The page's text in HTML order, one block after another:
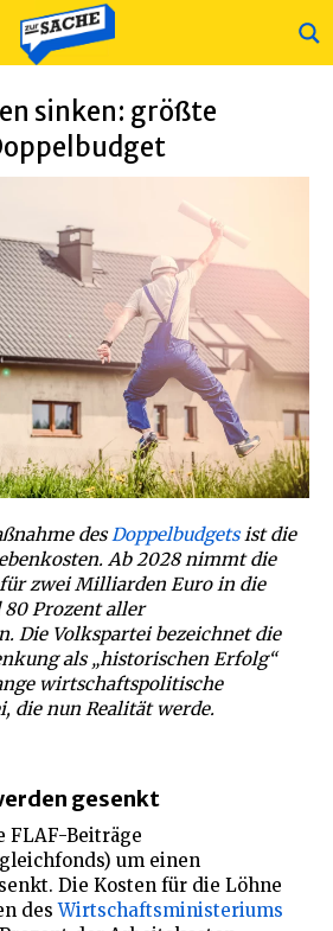
sinken: größte
desDoppelbudgetsist die
Ab 2028 nimmt die
zwei Milliarden Euro in die
80 Prozent aller
Die Volkspartei bezeichnet die
als „historischen Erfolg“
wirtschaftspolitische
die nun Realität werde.
gesenkt
FLAF-Beiträge
um einen
Die Kosten für die Löhne
desWirtschaftsministeriums